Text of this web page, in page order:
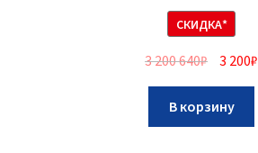
СКИДКА*
3 200 640₽ 3 200₽
В корзину